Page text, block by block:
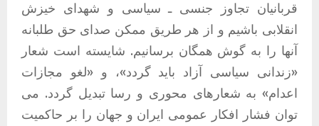
قربانیان تجاوز جنسی ـ سیاسی و شهدای خیزش
انقلابی باشیم و از هر طریق ممکن صدای حق طلبانه
آنها را به گوش همگان برسانیم. شایسته است شعار
«زندانی سیاسی آزاد باید گردد»، و «لغو مجازات
اعدام» به شعارهای محوری و رسا تبدیل گردد. می
توان فشار افکار عمومی ایران و جهان را بر حاکمیت